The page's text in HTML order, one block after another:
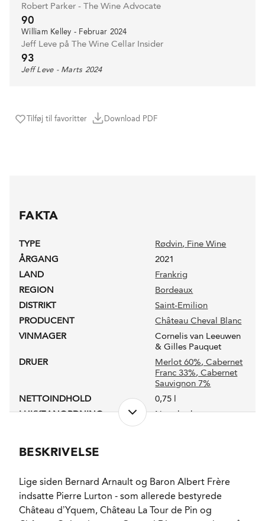
Tilføj til favoritter Download PDF
Robert Parker - The Wine Advocate
90
William Kelley - Februar 2024
Jeff Leve på The Wine Cellar Insider
93
Jeff Leve - Marts 2024
FAKTA
TYPE Rødvin, Fine Wine
ÅRGANG
2021
LAND
Frankrig
REGION
Bordeaux
DISTRIKT
Saint-Emilion
PRODUCENT
Château Cheval Blanc
VINMAGER
Cornelis van Leeuwen
& Gilles Pauquet
DRUER
Merlot 60%, Cabernet
Franc 33%, Cabernet
Sauvignon 7%
NETTOINDHOLD
0,75 l
LUKKEANORDNING
Naturkork
ANTAL FLASKER PRODUCERET
PH-VÆRDI
RESTSUKKER
1,5 g/l
SYREINDHOLD
3,23 g/l
BESKRIVELSE
Lige siden Bernard Arnault og Baron Albert Frère
indsatte Pierre Lurton - som allerede bestyrede
Château d’Yquem, Château La Tour de Pin og